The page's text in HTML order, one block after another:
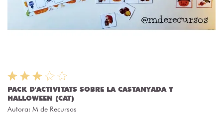
PACK D'ACTIVITATS SOBRE LA CASTANYADA Y
HALLOWEEN (CAT)
Autora: M de Recursos